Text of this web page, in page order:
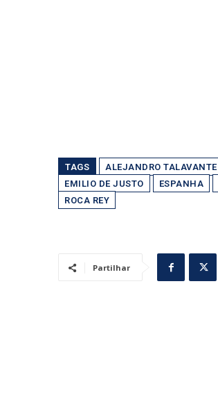
TAGS ALEJANDRO TALAVANTE
EMILIO DE JUSTO
ESPANHA
ROCA REY
Partilhar